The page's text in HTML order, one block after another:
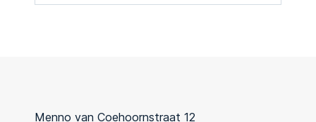
Menno van Coehoornstraat 12